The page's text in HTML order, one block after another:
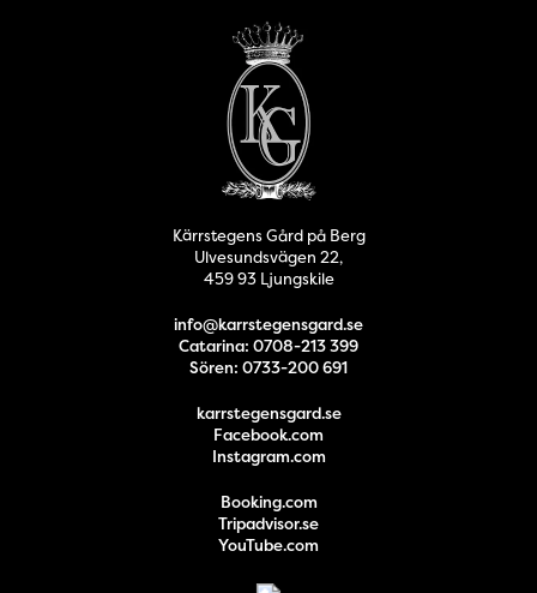
Kärrstegens Gård på Berg
Ulvesundsvägen 22,
459 93 Ljungskile
info@karrstegensgard.se
Catarina: 0708-213 399
Sören: 0733-200 691
karrstegensgard.se
Facebook.com
Instagram.com
Booking.com
Tripadvisor.se
YouTube.com